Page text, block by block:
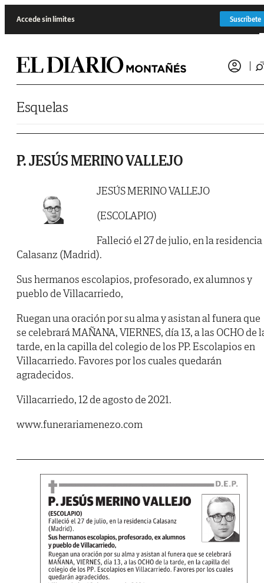
Accede sin límites Suscríbete
Esquelas
P. JESÚS MERINO VALLEJO
JESÚS MERINO VALLEJO
(ESCOLAPIO)
Falleció el 27 de julio, en la residencia
Calasanz (Madrid).
Sus hermanos escolapios, profesorado, ex alumnos y
pueblo de Villacarriedo,
Ruegan una oración por su alma y asistan al funera que
se celebrará MAÑANA, VIERNES, día 13, a las OCHO de
tarde, en la capilla del colegio de los PP. Escolapios en
Villacarriedo. Favores por los cuales quedarán
agradecidos.
Villacarriedo, 12 de agosto de 2021.
www.funerariamenezo.com